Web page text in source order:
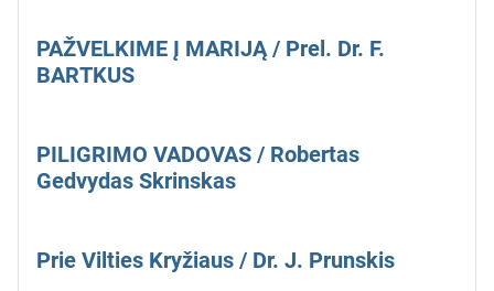
PAŽVELKIME Į MARIJĄ / Prel. Dr. F.
BARTKUS
PILIGRIMO VADOVAS / Robertas
Gedvydas Skrinskas
Prie Vilties Kryžiaus / Dr. J. Prunskis